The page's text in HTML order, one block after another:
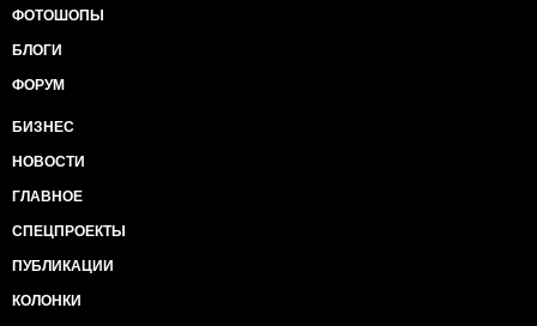
ФОТОШОПЫ
БЛОГИ
ФОРУМ
БИЗНЕС
НОВОСТИ
ГЛАВНОЕ
СПЕЦПРОЕКТЫ
ПУБЛИКАЦИИ
КОЛОНКИ